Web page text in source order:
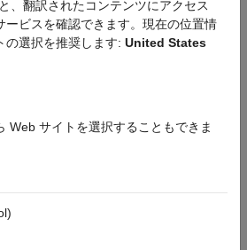
Angles)
オイラー角表現を実装する
ライブラリ:
、翻訳されたコンテンツにアクセス
ービスを確認できます。現在の位置情
の選択を推奨します: United States
Web サイトを選択することもできま